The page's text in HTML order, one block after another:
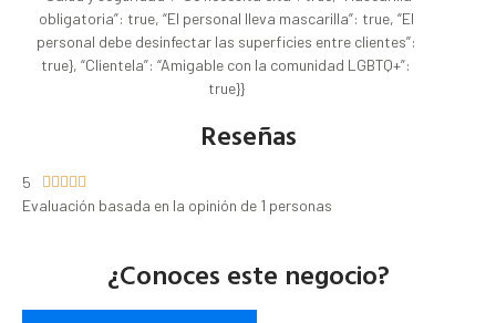
obligatoria”: true, “El personal lleva mascarilla”: true, “El
personal debe desinfectar las superficies entre clientes”:
true}, “Clientela”: “Amigable con la comunidad LGBTQ+”:
true}}
Reseñas
5     
Evaluación basada en la opinión de 1 personas
¿Conoces este negocio?